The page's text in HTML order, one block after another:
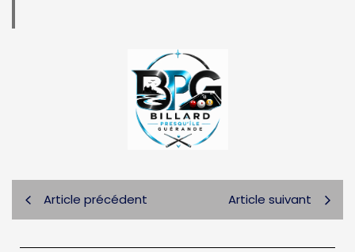
Article précédent Article suivant